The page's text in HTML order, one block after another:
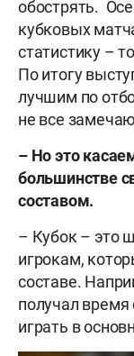
обострять.
кубковых
статистику –
По итогу
лучшим по
не все
– Но это
большинстве
составом.
– Кубок – это
игрокам,
составе.
получал время
играть в